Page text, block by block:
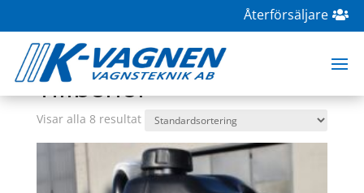
Återförsäljare
Hem/Butik/ Tillbehör
Tillbehör
Visar alla 8 resultat